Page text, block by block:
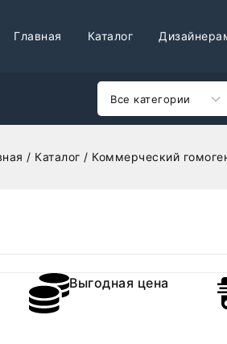
Главная Каталог
/ Каталог / Коммерческий
Выгодная цена